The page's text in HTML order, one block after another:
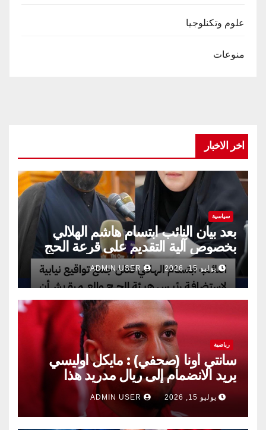
علوم وتكنلوجيا
منوعات
اخر الاخبار
سياسية
بعد بيان النائب ابتسام هاشم الهلالي
بخصوص آلية التقديم على قرعة الحج
يوليو 15, 2026
رياضية
سانتي أونا (صحفي) : مايكل أوليسي
يريد الانضمام إلى ريال مدريد هذا
الصيف.
يوليو 15, 2026 ADMIN USER